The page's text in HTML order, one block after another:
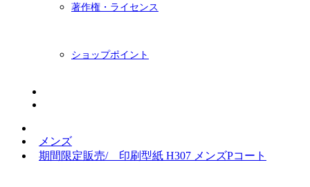
著作権・ライセンス
ショップポイント
メンズ
期間限定販売/ 印刷型紙 H307 メンズPコート